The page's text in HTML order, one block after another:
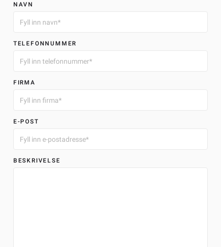
NAVN
TELEFONNUMMER
FIRMA
E-POST
BESKRIVELSE